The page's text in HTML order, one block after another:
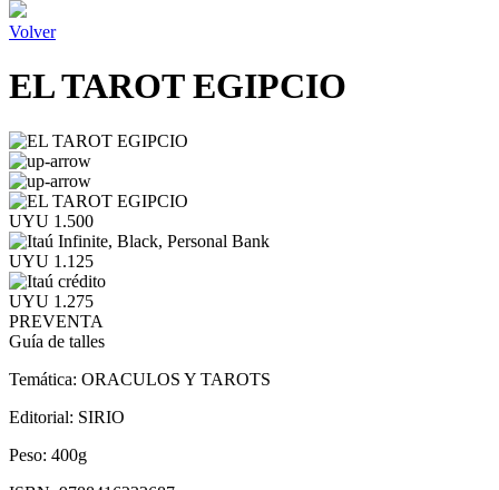
Volver
EL TAROT EGIPCIO
UYU 1.500
UYU 1.125
UYU 1.275
PREVENTA
Guía de talles
Temática: ORACULOS Y TAROTS
Editorial: SIRIO
Peso: 400g